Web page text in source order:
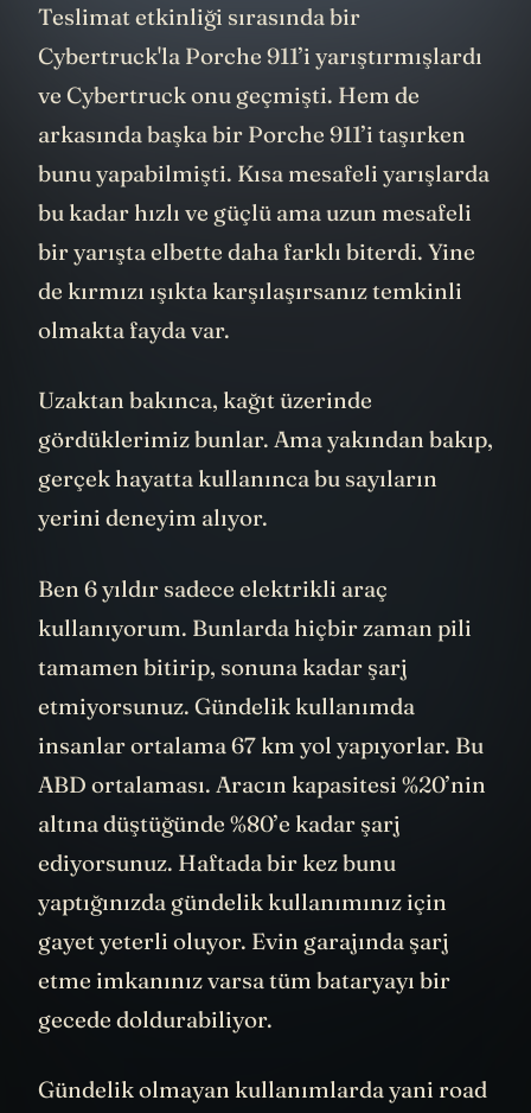
Teslimat etkinliği sırasında bir
Cybertruck'la Porche 911’i yarıştırmışlardı
ve Cybertruck onu geçmişti. Hem de
arkasında başka bir Porche 911’i taşırken
bunu yapabilmişti. Kısa mesafeli yarışlarda
bu kadar hızlı ve güçlü ama uzun mesafeli
bir yarışta elbette daha farklı biterdi. Yine
de kırmızı ışıkta karşılaşırsanız temkinli
olmakta fayda var.
Uzaktan bakınca, kağıt üzerinde
gördüklerimiz bunlar. Ama yakından bakıp,
gerçek hayatta kullanınca bu sayıların
yerini deneyim alıyor.
Ben 6 yıldır sadece elektrikli araç
kullanıyorum. Bunlarda hiçbir zaman pili
tamamen bitirip, sonuna kadar şarj
etmiyorsunuz. Gündelik kullanımda
insanlar ortalama 67 km yol yapıyorlar. Bu
ABD ortalaması. Aracın kapasitesi %20’nin
altına düştüğünde %80’e kadar şarj
ediyorsunuz. Haftada bir kez bunu
yaptığınızda gündelik kullanımınız için
gayet yeterli oluyor. Evin garajında şarj
etme imkanınız varsa tüm bataryayı bir
gecede doldurabiliyor.
Gündelik olmayan kullanımlarda yani road